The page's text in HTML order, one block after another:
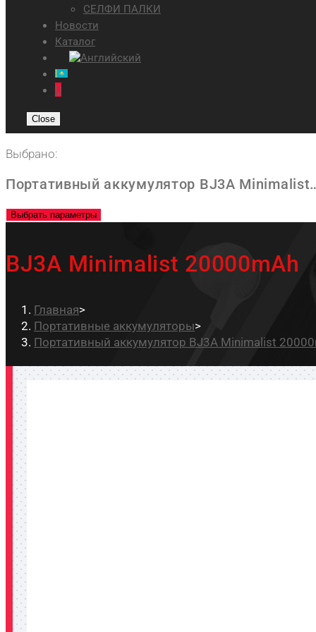
СЕЛФИ ПАЛКИ
Новости
Каталог
0
Close
Выбрано:
Портативный аккумулятор BJ3A
Выбрать параметры
BJ3A Minimalist 20000mAh
Главная>
Портативные аккумуляторы>
Портативный аккумулятор BJ3A Minimalist